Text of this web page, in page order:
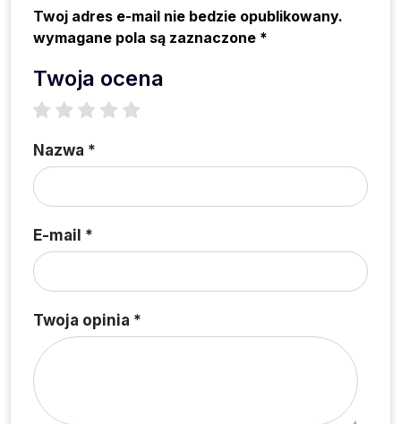
Twoj adres e-mail nie bedzie opublikowany.
wymagane pola są zaznaczone *
Twoja ocena
4 stars
3 stars
2 stars
1 star
Nazwa *
E-mail *
Twoja opinia *